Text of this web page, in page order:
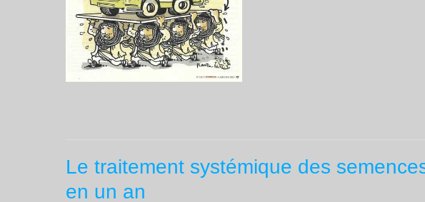
Le traitement systémique des
en un an